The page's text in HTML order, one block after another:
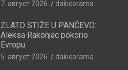
7. август 2026. dakicorama
ZLATO STIŽE U PANČEVO:
Aleksa Rakonjac pokorio
Evropu
5. август 2026. dakicorama